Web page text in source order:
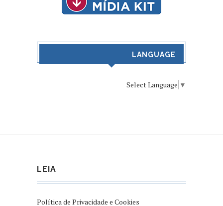
LANGUAGE
Select Language ▼
LEIA
Política de Privacidade e Cookies